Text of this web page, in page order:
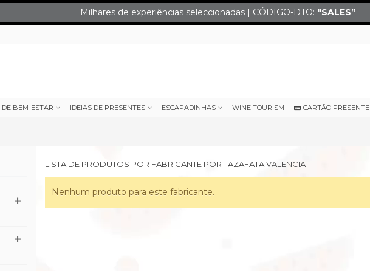
Milhares de experiências seleccionadas | CÓDIGO-DTO: "SALES”
DE BEM-ESTAR IDEIAS DE PRESENTES ESCAPADINHAS WINE TOURISM CARTÃO PRESENTE
LISTA DE PRODUTOS POR FABRICANTE PORT AZAFATA VALENCIA
Nenhum produto para este fabricante.